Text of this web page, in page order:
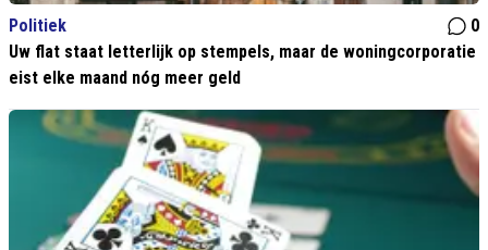
Politiek
0
Uw flat staat letterlijk op stempels, maar de woningcorporatie
eist elke maand nóg meer geld